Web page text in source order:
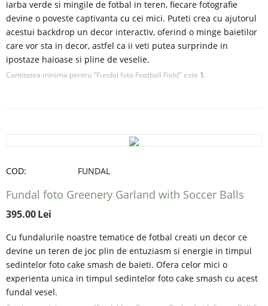
iarba verde si mingile de fotbal in teren, fiecare fotografie
devine o poveste captivanta cu cei mici. Puteti crea cu ajutorul
acestui backdrop un decor interactiv, oferind o minge baietilor
care vor sta in decor, astfel ca ii veti putea surprinde in
ipostaze haioase si pline de veselie.
Cantitatea minima pentru "Fundal foto Football Field" este 1.
COD: FUNDAL
Fundal foto Greenery Garland with Soccer Balls
395.00Lei
Cu fundalurile noastre tematice de fotbal creati un decor ce
devine un teren de joc plin de entuziasm si energie in timpul
sedintelor foto cake smash de baieti. Ofera celor mici o
experienta unica in timpul sedintelor foto cake smash cu acest
fundal vesel.